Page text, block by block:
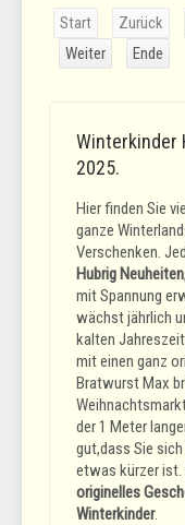
Start Zurück
Weiter
Ende
Winterkinder
2025.
Hier finden Sie
ganze
Verschenken.
Hubrig Neuheiten
mit Spannung
wächst jährlich
kalten
mit einen ganz
Bratwurst Max
der 1 Meter
gut,dass Sie
etwas kürzer ist.
originelles
Winterkinder.